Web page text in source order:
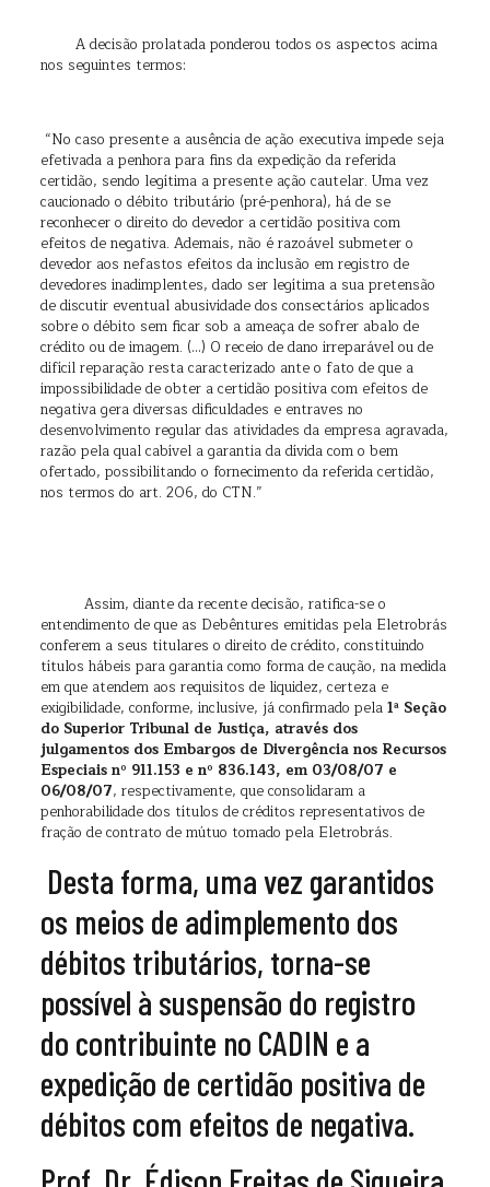
A decisão prolatada ponderou todos os aspectos acima
nos seguintes termos:
“No caso presente a ausência de ação executiva impede seja
efetivada a penhora para fins da expedição da referida
certidão, sendo legítima a presente ação cautelar. Uma vez
caucionado o débito tributário (pré-penhora), há de se
reconhecer o direito do devedor a certidão positiva com
efeitos de negativa. Ademais, não é razoável submeter o
devedor aos nefastos efeitos da inclusão em registro de
devedores inadimplentes, dado ser legítima a sua pretensão
de discutir eventual abusividade dos consectários aplicados
sobre o débito sem ficar sob a ameaça de sofrer abalo de
crédito ou de imagem. (…) O receio de dano irreparável ou de
difícil reparação resta caracterizado ante o fato de que a
impossibilidade de obter a certidão positiva com efeitos de
negativa gera diversas dificuldades e entraves no
desenvolvimento regular das atividades da empresa agravada,
razão pela qual cabível a garantia da dívida com o bem
ofertado, possibilitando o fornecimento da referida certidão,
nos termos do art. 206, do CTN.”
Assim, diante da recente decisão, ratifica-se o
entendimento de que as Debêntures emitidas pela Eletrobrás
conferem a seus titulares o direito de crédito, constituindo
títulos hábeis para garantia como forma de caução, na medida
em que atendem aos requisitos de liquidez, certeza e
exigibilidade, conforme, inclusive, já confirmado pela1ª Seção
do Superior Tribunal de Justiça, através dos
julgamentos dos Embargos de Divergência nos Recursos
Especiais nº 911.153 e nº 836.143, em 03/08/07 e
06/08/07, respectivamente, que consolidaram a
penhorabilidade dos títulos de créditos representativos de
fração de contrato de mútuo tomado pela Eletrobrás.
Desta forma, uma vez garantidos
os meios de adimplemento dos
débitos tributários, torna-se
possível à suspensão do registro
do contribuinte no CADIN e a
expedição de certidão positiva de
débitos com efeitos de negativa.